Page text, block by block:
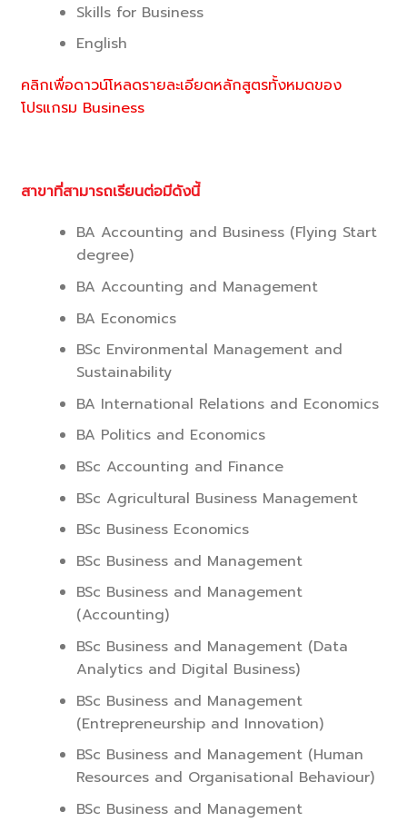
Skills for Business
English
คลิกเพื่อดาวน์โหลดรายละเอียดหลักสูตรทั้งหมดของ
โปรแกรม Business
สาขาที่สามารถเรียนต่อมีดังนี้
BA Accounting and Business (Flying Start
degree)
BA Accounting and Management
BA Economics
BSc Environmental Management and
Sustainability
BA International Relations and Economics
BA Politics and Economics
BSc Accounting and Finance
BSc Agricultural Business Management
BSc Business Economics
BSc Business and Management
BSc Business and Management
(Accounting)
BSc Business and Management (Data
Analytics and Digital Business)
BSc Business and Management
(Entrepreneurship and Innovation)
BSc Business and Management (Human
Resources and Organisational Behaviour)
BSc Business and Management